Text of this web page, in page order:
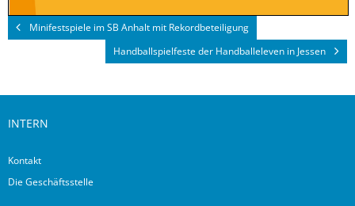
Minifestspiele im SB Anhalt mit Rekordbeteiligung
Handballspielfeste der Handballeleven in Jessen
INTERN
Kontakt
Die Geschäftsstelle